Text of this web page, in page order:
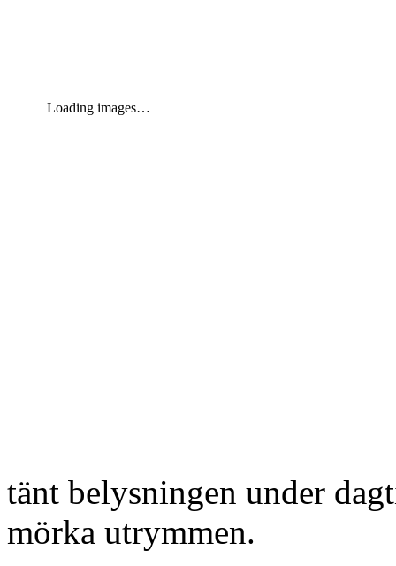
Loading images…
tänt belysningen under
mörka utrymmen.